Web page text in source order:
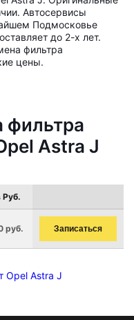
Автосервисы
Подмосковье
до 2-х лет.
фильтра
цены.
фильтра
Astra J
Руб.
руб. Записаться
Opel Astra J